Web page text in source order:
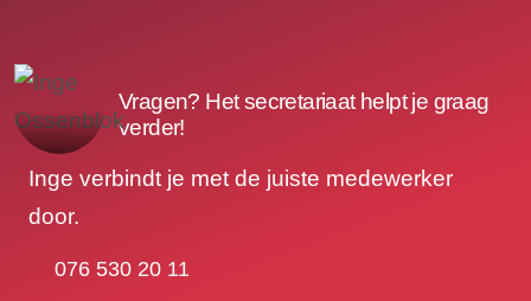
Vragen? Het secretariaat helpt je graag
verder!
Inge verbindt je met de juiste medewerker
door.
076 530 20 11